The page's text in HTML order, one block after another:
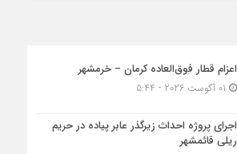
اعزام قطار فوق‌العاده کرمان – خرمشهر
اجرای پروژه احداث زیرگذر عابر پیاده در حریم
ریلی قائمشهر